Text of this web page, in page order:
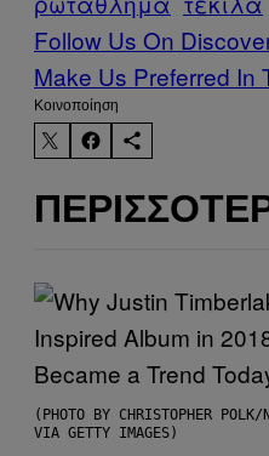
Follow Us On
Make Us Preferred In
Kοινοποίηση
(PHOTO BY CHRISTOPHER POLK/
VIA GETTY IMAGES)